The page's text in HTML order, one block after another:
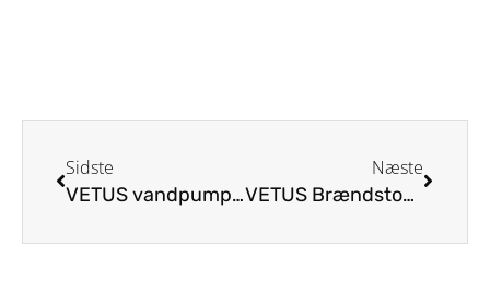
Sidste
VETUS vandpumper, hydrofor og filtre – stabilt vandtryk ombord
Næste
VETUS Brændstoffiltre og Vandudskillere til Både